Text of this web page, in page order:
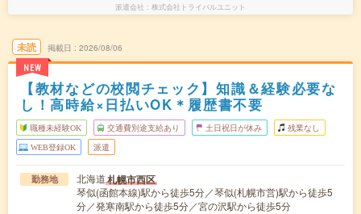
派遣会社 株式会社トライバルユニット
未読
NEW
掲載日 2026/08/06
【教材などの校閲チェック】知識＆経験必要な
し！高時給×日払いOK＊履歴書不要
職種未経験OK 交通費別途支給あり 土日祝日が休み 残業なし
WEB登録OK 派遣
勤務地 北海道札幌市西区
琴似(函館本線)駅から徒歩5分／琴似(札幌市営)駅から徒歩5
分／発寒南駅から徒歩5分／宮の沢駅から徒歩5分